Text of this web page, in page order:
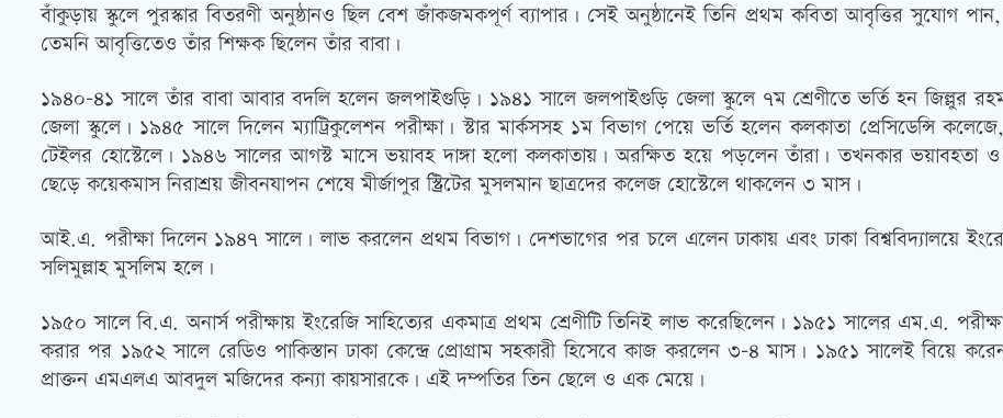
বাঁকুড়ায় স্কুলে পুরস্কার বিতরণী অনুষ্ঠানও ছিল বেশ জাঁকজমকপূর্ণ ব্যাপার। সেই অনুষ্ঠানেই তিনি প্রথম কবিতা আবৃত্তির সুযোগ
তেমনি আবৃত্তিতেও তাঁর শিক্ষক ছিলেন তাঁর বাবা।
১৯৪০-৪১ সালে তাঁর বাবা আবার বদলি হলেন জলপাইগুড়ি। ১৯৪১ সালে জলপাইগুড়ি জেলা স্কুলে ৭ম শ্রেণীতে ভর্তি হন জিল্লুর
জেলা স্কুলে। ১৯৪৫ সালে দিলেন ম্যাট্রিকুলেশন পরীক্ষা। স্টার মার্কসসহ ১ম বিভাগ পেয়ে ভর্তি হলেন কলকাতা প্রেসিডেন্সি
টেইলর হোস্টেলে। ১৯৪৬ সালের আগস্ট মাসে ভয়াবহ দাঙ্গা হলো কলকাতায়। অরক্ষিত হয়ে পড়লেন তাঁরা। তখনকার ভয়াবহতা
ছেড়ে কয়েকমাস নিরাশ্রয় জীবনযাপন শেষে মীর্জাপুর স্ট্রিটের মুসলমান ছাত্রদের কলেজ হোস্টেলে থাকলেন ৩ মাস।
আই.এ. পরীক্ষা দিলেন ১৯৪৭ সালে। লাভ করলেন প্রথম বিভাগ। দেশভাগের পর চলে এলেন ঢাকায় এবং ঢাকা বিশ্ববিদ্যালয়ে
সলিমুল্লাহ মুসলিম হলে।
১৯৫০ সালে বি.এ. অনার্স পরীক্ষায় ইংরেজি সাহিত্যের একমাত্র প্রথম শ্রেণীটি তিনিই লাভ করেছিলেন। ১৯৫১ সালের এম.এ.
করার পর ১৯৫২ সালে রেডিও পাকিস্তান ঢাকা কেন্দ্রে প্রোগ্রাম সহকারী হিসেবে কাজ করলেন ৩-৪ মাস। ১৯৫১ সালেই বিয়ে
প্রাক্তন এমএলএ আবদুল মজিদের কন্যা কায়সারকে। এই দম্পতির তিন ছেলে ও এক মেয়ে।